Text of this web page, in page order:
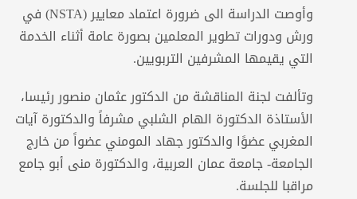
وأوصت الدراسة الى ضرورة اعتماد معايير (NSTA) في
ورش ودورات تطوير المعلمين بصورة عامة أثناء الخدمة
التي يقيمها المشرفين التربويين.
وتألفت لجنة المناقشة من الدكتور عثمان منصور رئيسا،
الأستاذة الدكتورة الهام الشلبي مشرفاً والدكتورة آيات
المغربي عضوًا والدكتور جهاد المومني عضواً من خارج
الجامعة- جامعة عمان العربية، والدكتورة منى أبو جامع
مراقبا للجلسة.